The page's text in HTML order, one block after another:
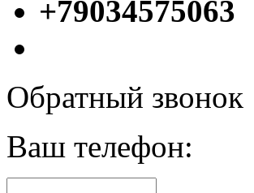
Обратный звонок
Ваш телефон: